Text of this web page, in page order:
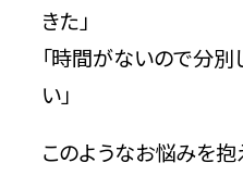
きた」
「時間がないので分
い」
このようなお悩みを抱